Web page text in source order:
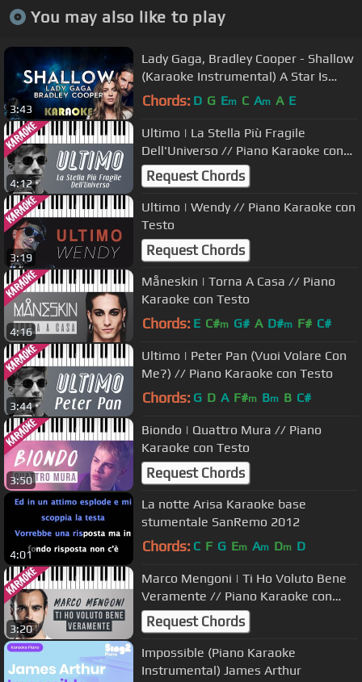
You may also like to play
3:43
Lady Gaga, Bradley Cooper - Shallow
(Karaoke Instrumental) A Star Is
Born
Chords: D G Em C Am A E
4:12
Ultimo | La Stella Più Fragile
Dell'Universo // Piano Karaoke con
Testo
Request Chords
3:19
Ultimo | Wendy // Piano Karaoke con
Testo
Request Chords
4:16
Måneskin | Torna A Casa // Piano
Karaoke con Testo
Chords: E C#m G# A D#m F# C#
3:44
Ultimo | Peter Pan (Vuoi Volare Con
Me?) // Piano Karaoke con Testo
Chords: G D A F#m Bm B C#
3:50
Biondo | Quattro Mura // Piano
Karaoke con Testo
Request Chords
4:01
La notte Arisa Karaoke base
stumentale SanRemo 2012
Chords: C F G Em Am Dm D
3:20
Marco Mengoni | Ti Ho Voluto Bene
Veramente // Piano Karaoke con
Testo
Request Chords
Impossible (Piano Karaoke
Instrumental) James Arthur